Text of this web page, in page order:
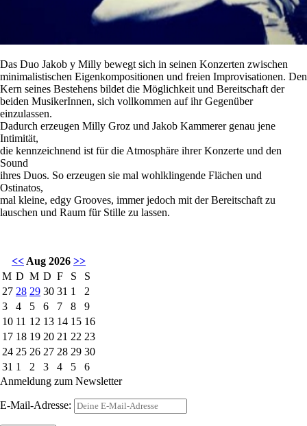
Das Duo Jakob y Milly bewegt sich in seinen Konzerten zwischen
minimalistischen Eigenkompositionen und freien Improvisationen. Den
Kern seines Bestehens bildet die Möglichkeit und Bereitschaft der
beiden MusikerInnen, sich vollkommen auf ihr Gegenüber
einzulassen.
Dadurch erzeugen Milly Groz und Jakob Kammerer genau jene
Intimität,
die kennzeichnend ist für die Atmosphäre ihrer Konzerte und den
Sound
ihres Duos. So erzeugen sie mal wohlklingende Flächen und
Ostinatos,
mal kleine, edgy Grooves, immer jedoch mit der Bereitschaft zu
lauschen und Raum für Stille zu lassen.
<< Aug 2026 >>
M D M D F S
S
27 28 29 30 31 1
2
3
4 5 6 7 8
9
10 11 12 13 14 15 16
17 18 19 20 21 22 23
24 25 26 27 28 29 30
31 1 2 3 4 5
6
Anmeldung zum Newsletter
E-Mail-Adresse: